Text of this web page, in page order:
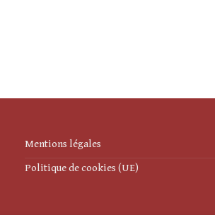
Mentions légales
Politique de cookies (UE)